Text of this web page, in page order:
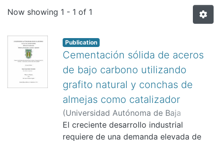
Now showing 1 - 1 of 1
Publication
Cementación sólida de aceros
de bajo carbono utilizando
grafito natural y conchas de
almejas como catalizador
(Universidad Autónoma de Baja
California. Facultad de Ingeniería,
Ramírez Hernández, Miguel Ángel;
El creciente desarrollo industrial
requiere de una demanda elevada de